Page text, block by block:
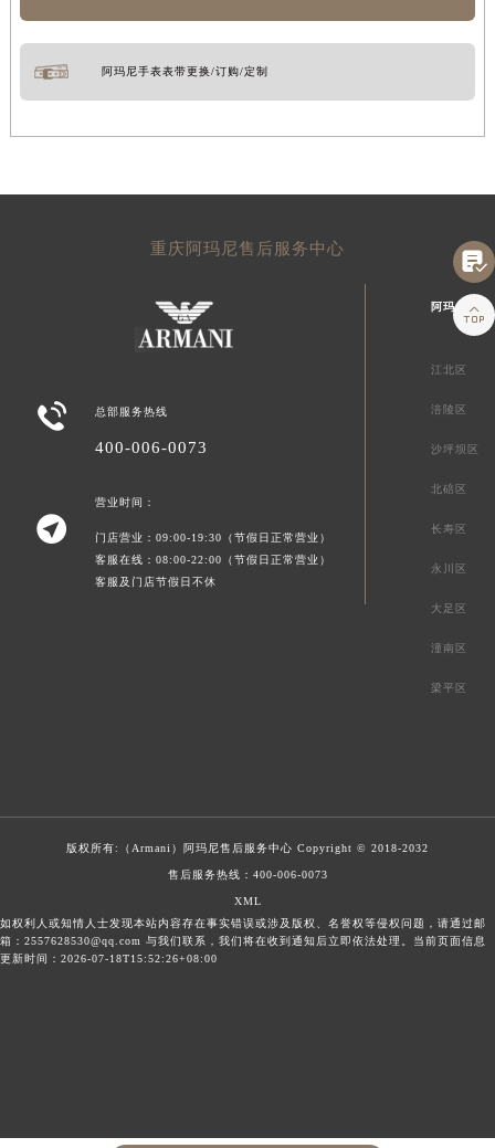
阿玛尼手表表带更换/订购/定制
重庆阿玛尼售后服务中心
 总部服务热线
400-006-0073

营业时间：
门店营业：09:00-19:30（节假日正常营业）
客服在线：08:00-22:00（节假日正常营业）
客服及门店节假日不休
阿玛尼重
江北区
涪陵区
沙坪坝区
北碚区
长寿区
永川区
大足区
潼南区
梁平区
版权所有:（Armani） 阿玛尼售后服务中心 Copyright © 2018-2032
售后服务热线： 400-006-0073
XML
如权利人或知情人士发现本站内容存在事实错误或涉及版权、名誉权等侵权问题，请通过邮
箱：2557628530@qq.com 与我们联系，我们将在收到通知后立即依法处理。当前页面信息
更新时间：2026-07-18T15:52:26+08:00

